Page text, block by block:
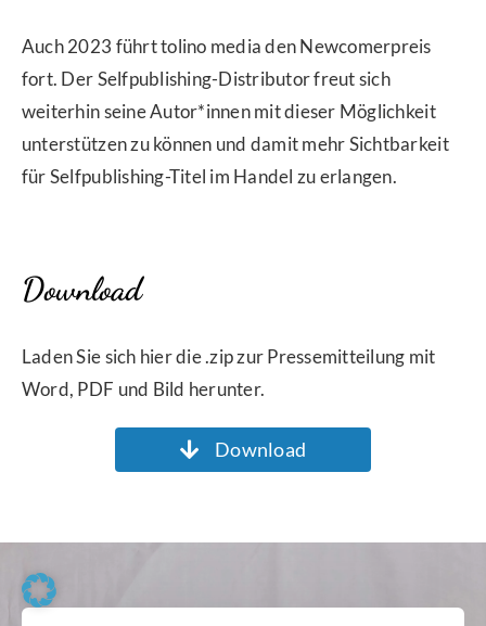
Auch 2023 führt tolino media den Newcomerpreis
fort. Der Selfpublishing-Distributor freut sich
weiterhin seine Autor*innen mit dieser Möglichkeit
unterstützen zu können und damit mehr Sichtbarkeit
für Selfpublishing-Titel im Handel zu erlangen.
Download
Laden Sie sich hier die .zip zur Pressemitteilung mit
Word, PDF und Bild herunter.
Download